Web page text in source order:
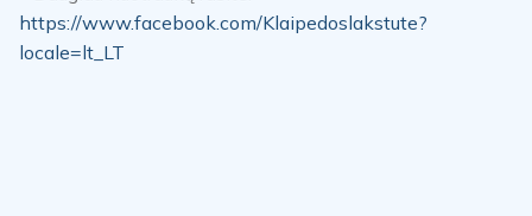
https://www.facebook.com/Klaipedoslakstute?
locale=lt_LT